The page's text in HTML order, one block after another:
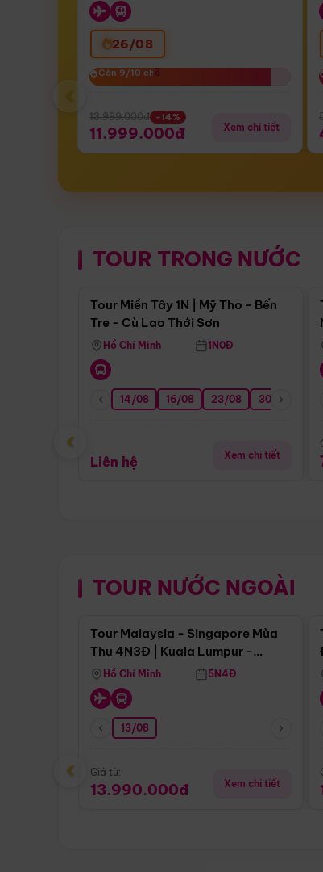
26/08
Còn 9/10 chỗ
Còn 9/10 chỗ
13.999.000đ -14%
11.999.000đ Xem chi tiết
‹
TOUR TRONG NƯỚC
Điểm nổi bật
Tour Miền Tây 1N | Mỹ Tho - Bến
Tre - Cù Lao Thới Sơn
Hồ Chí Minh 1N0Đ
14/08 16/08 23/08 30/08
Liên hệ Xem chi tiết
‹
TOUR NƯỚC NGOÀI
Điểm nổi bật
Tour Malaysia - Singapore Mùa
Thu 4N3Đ | Kuala Lumpur -
Malacca - Johor Baru -
Singapore
Hồ Chí Minh 5N4Đ
13/08
Giá từ:
13.990.000đ Xem chi tiết
‹